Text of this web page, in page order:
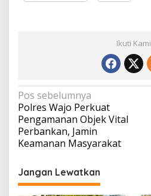
Ikuti Kami
Navigasi
pos
Pos sebelumnya
Polres Wajo Perkuat
Pengamanan Objek Vital
Perbankan, Jamin
Keamanan Masyarakat
Jangan Lewatkan